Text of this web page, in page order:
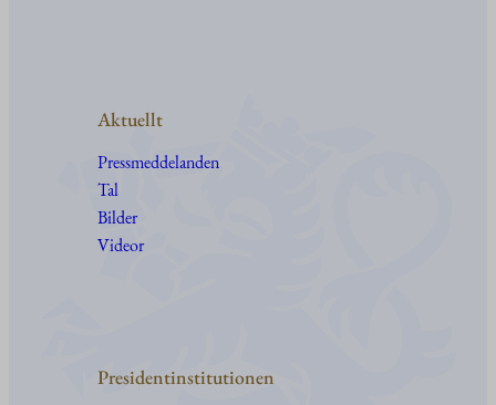
Aktuellt
Pressmeddelanden
Tal
Bilder
Videor
Presidentinstitutionen